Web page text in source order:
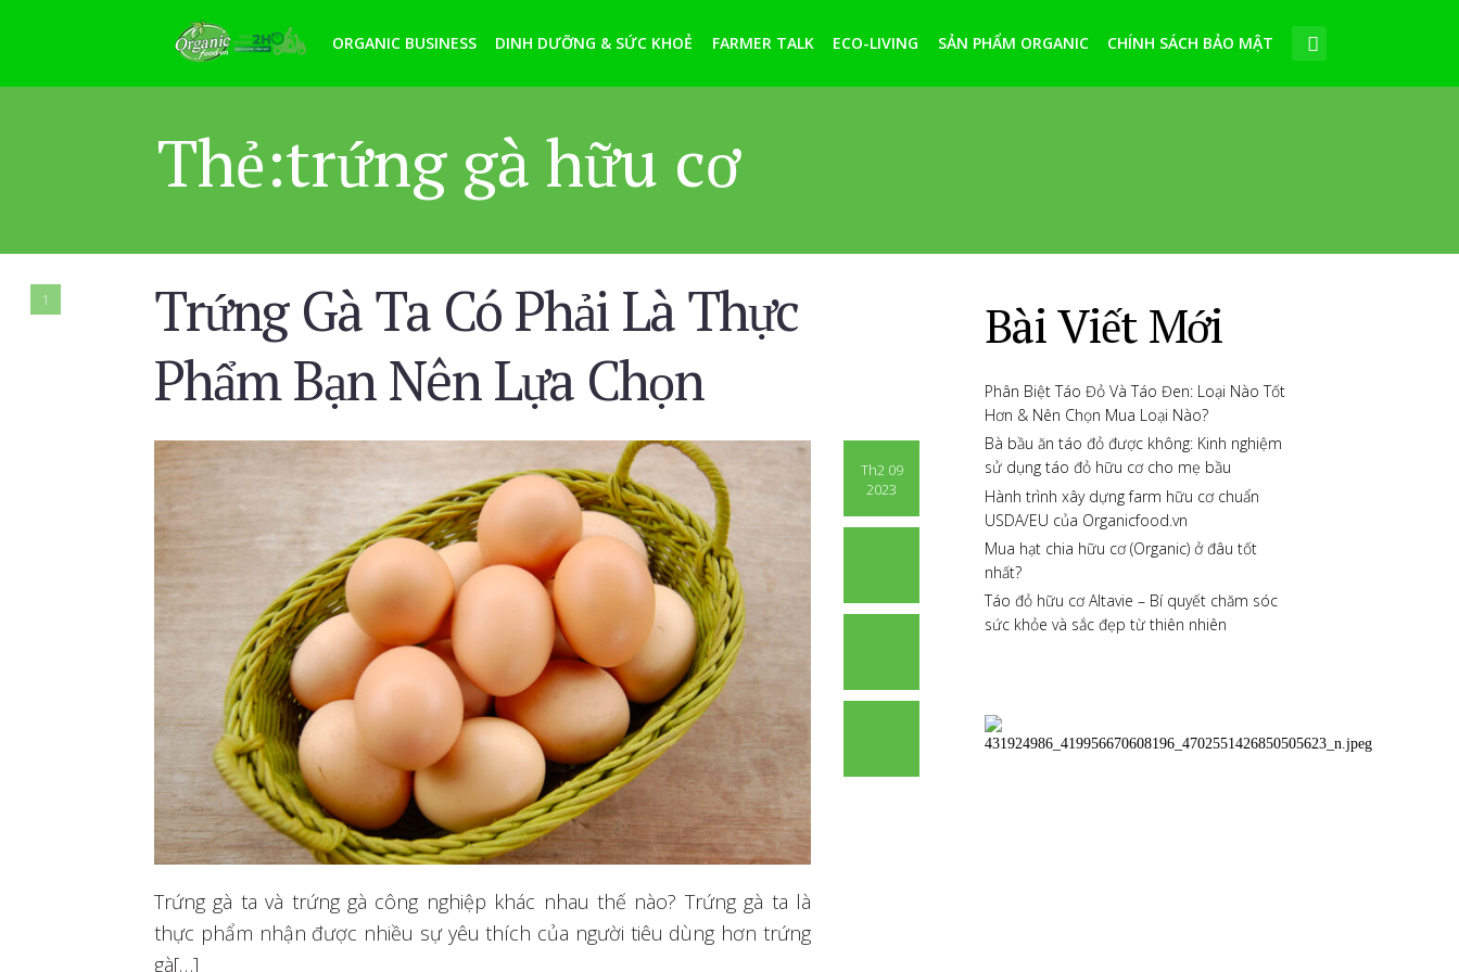
ORGANIC BUSINESS DINH DƯỠNG & SỨC KHOẺ FARMER TALK ECO-LIVING SẢN PHẨM ORGANIC CHÍNH SÁCH BẢO MẬT
Thẻ:trứng gà hữu cơ
1
Trứng Gà Ta Có Phải Là Thực
Phẩm Bạn Nên Lựa Chọn
Th2 09
2023
Trứng gà ta và trứng gà công nghiệp khác nhau thế nào? Trứng gà ta là
thực phẩm nhận được nhiều sự yêu thích của người tiêu dùng hơn trứng
gà[…]
Bài Viết Mới
Phân Biệt Táo Đỏ Và Táo Đen: Loại Nào Tốt
Hơn & Nên Chọn Mua Loại Nào?
Bà bầu ăn táo đỏ được không: Kinh nghiệm
sử dụng táo đỏ hữu cơ cho mẹ bầu
Hành trình xây dựng farm hữu cơ chuẩn
USDA/EU của Organicfood.vn
Mua hạt chia hữu cơ (Organic) ở đâu tốt
nhất?
Táo đỏ hữu cơ Altavie – Bí quyết chăm sóc
sức khỏe và sắc đẹp từ thiên nhiên